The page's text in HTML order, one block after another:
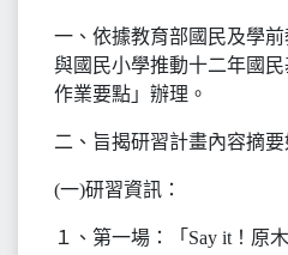
一、依據教育部國民及學
與國民小學推動十二年國
作業要點」辦理。
二、旨揭研習計畫內容摘要
(一)研習資訊：
１、第一場：「Say it！原